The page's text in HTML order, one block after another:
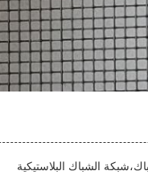
الشباك البلاستيكية